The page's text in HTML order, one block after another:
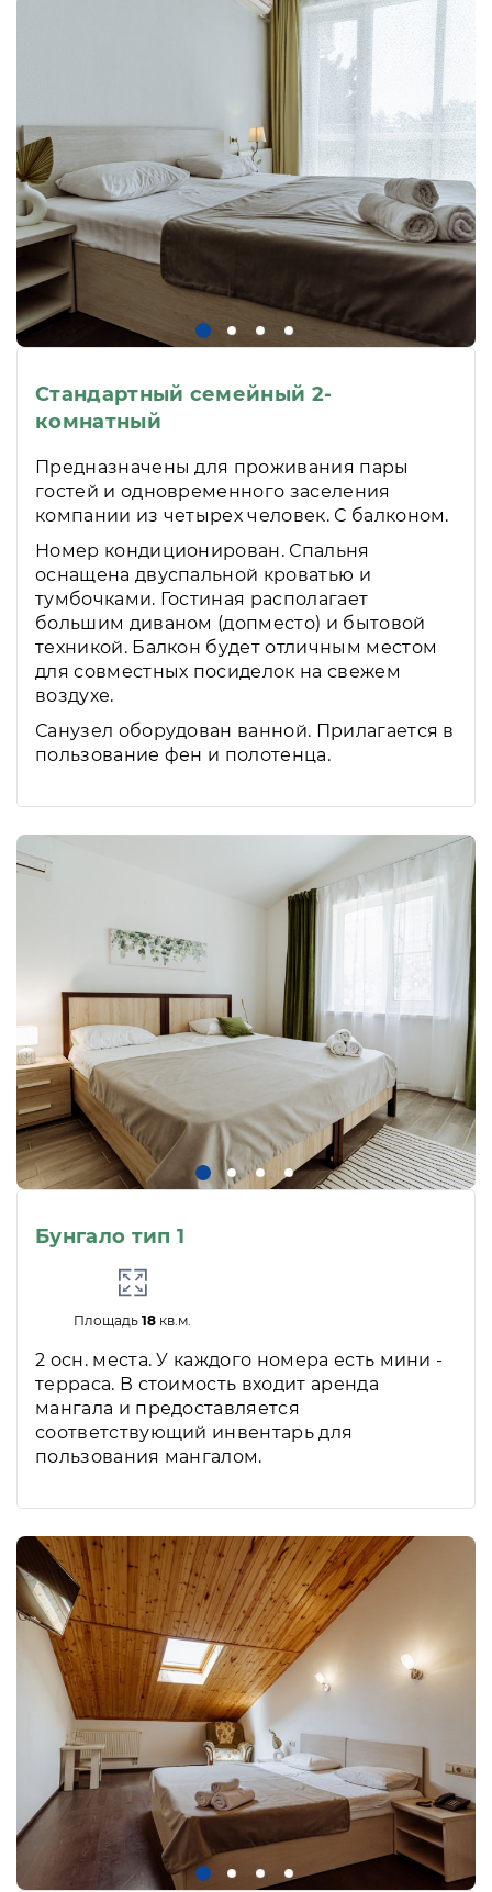
Стандартный семейный 2-
комнатный
Предназначены для проживания пары
гостей и одновременного заселения
компании из четырех человек. С балконом.
Номер кондиционирован. Спальня
оснащена двуспальной кроватью и
тумбочками. Гостиная располагает
большим диваном (допместо) и бытовой
техникой. Балкон будет отличным местом
для совместных посиделок на свежем
воздухе.
Санузел оборудован ванной. Прилагается в
пользование фен и полотенца.
Бунгало тип 1
Площадь18 кв.м.
2 осн. места. У каждого номера есть мини -
терраса. В стоимость входит аренда
мангала и предоставляется
соответствующий инвентарь для
пользования мангалом.